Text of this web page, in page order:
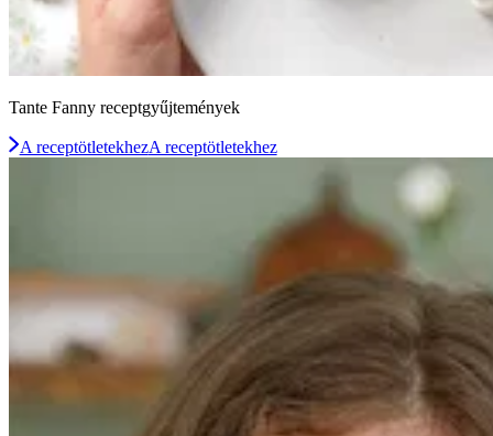
Tante Fanny receptgyűjtemények
A receptötletekhezA receptötletekhez